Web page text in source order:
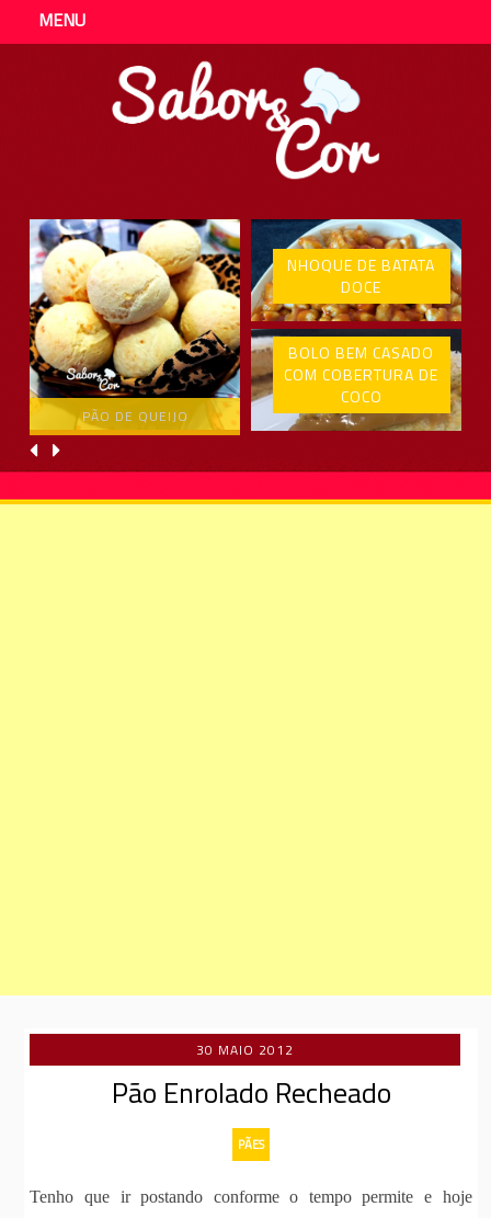
MENU
PÃO DE QUEIJO
NHOQUE DE BATATA
DOCE
BOLO BEM CASADO
COM COBERTURA DE
COCO
30 MAIO 2012
Pão Enrolado Recheado
PÃES
Tenho que ir postando conforme o tempo permite e hoje